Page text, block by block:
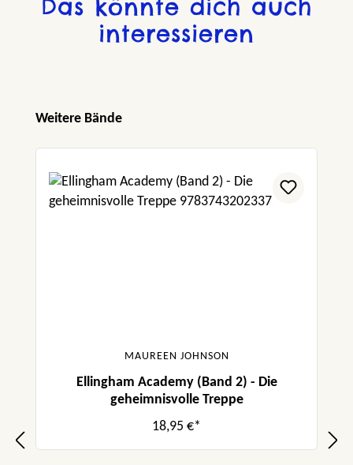
Das könnte dich auch
interessieren
Produktgalerie überspringen
Weitere Bände
MAUREEN JOHNSON
Ellingham Academy (Band 2) - Die
geheimnisvolle Treppe
18,95 €*